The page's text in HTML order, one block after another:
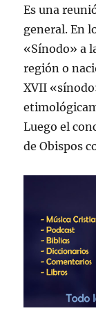
Es una
general. En
«Sí­nodo» a
región o
XVII
Luego el
de Obispos